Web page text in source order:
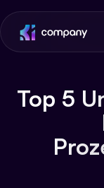
Top 5